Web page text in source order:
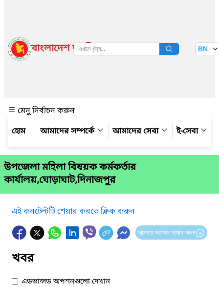
বাংলাদেশ জাতীয় তথ্য বাতায়ন BN
মেনু নির্বাচন করুন
আমাদের সম্পর্কে
আমাদের সেবা ই-সেবা
উপজেলা মহিলা বিষয়ক কর্মকর্তার
কার্যালয়,ঘোড়াঘাট,দিনাজপুর
এই কনটেন্টটি শেয়ার করতে ক্লিক করুন
আপনার মতামত প্রদান করুন
খবর
এডভান্সড অপশনগুলো দেখান